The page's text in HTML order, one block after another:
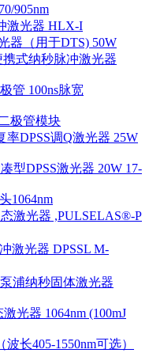
905nm
激光器 HLX-I
器（用于DTS) 50W
式纳秒脉冲激光器
管 100ns脉宽
极管模块
率DPSS调Q激光器 25W
型DPSS激光器 20W 17-
1064nm
激光器 ,PULSELAS®-P
激光器 DPSSL M-
浦纳秒固体激光器
光器 1064nm (100mJ
长405-1550nm可选）